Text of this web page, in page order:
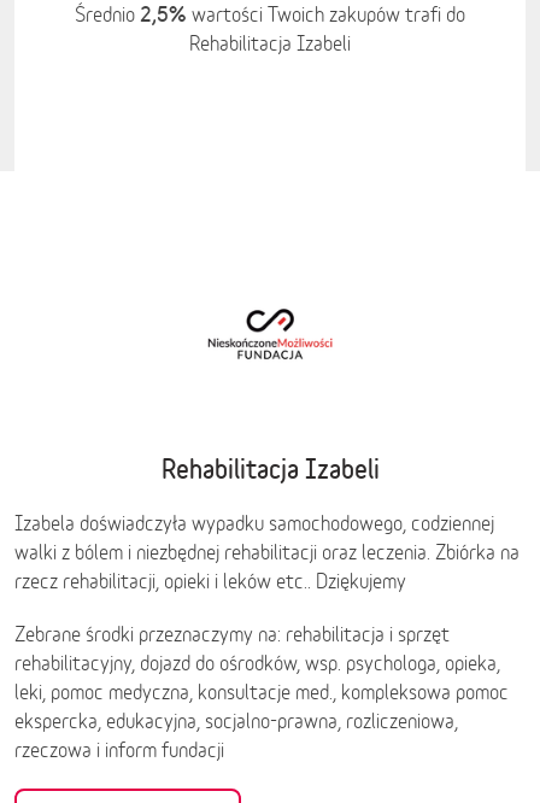
Średnio 2,5% wartości Twoich zakupów trafi do
Rehabilitacja Izabeli
Rehabilitacja Izabeli
Izabela doświadczyła wypadku samochodowego, codziennej
walki z bólem i niezbędnej rehabilitacji oraz leczenia. Zbiórka na
rzecz rehabilitacji, opieki i leków etc.. Dziękujemy
Zebrane środki przeznaczymy na: rehabilitacja i sprzęt
rehabilitacyjny, dojazd do ośrodków, wsp. psychologa, opieka,
leki, pomoc medyczna, konsultacje med., kompleksowa pomoc
ekspercka, edukacyjna, socjalno-prawna, rozliczeniowa,
rzeczowa i inform fundacji